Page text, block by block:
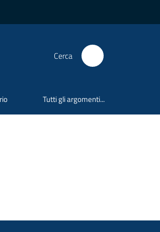
Cerca
Tutti gli argomenti...